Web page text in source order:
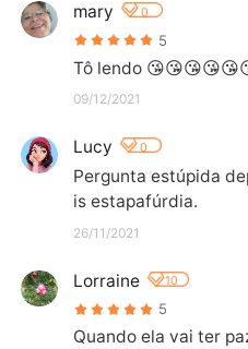
mary 0
5
Tô lendo
09/12/2021
Lucy 0
Pergunta estúpida
is estapafúrdia.
26/11/2021
Lorraine 10
5
Quando ela vai ter